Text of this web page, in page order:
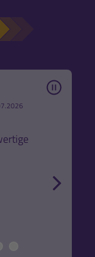
Pause